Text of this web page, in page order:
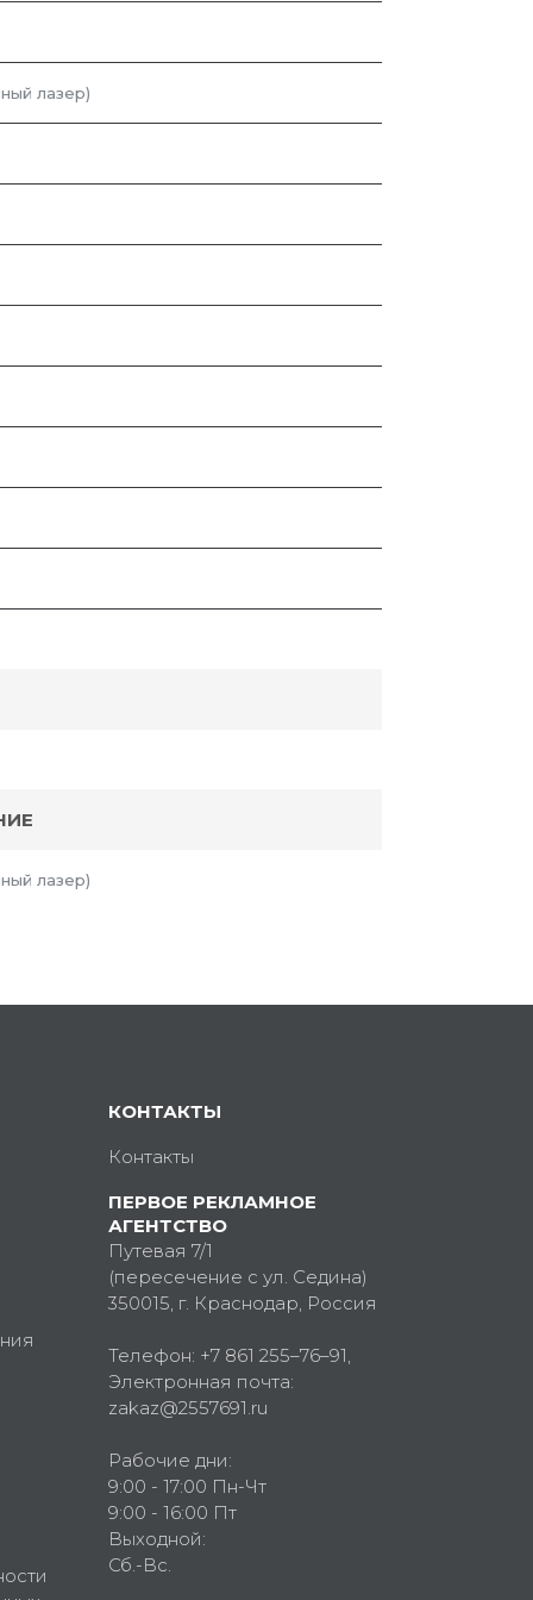
лазер)
лазер)
КОНТАКТЫ
Контакты
ПЕРВОЕ РЕКЛАМНОЕ
АГЕНТСТВО
Путевая 7/1
(пересечение с ул. Седина)
350015, г. Краснодар, Россия
Телефон: +7 861 255–76–91,
Электронная почта:
zakaz@2557691.ru
Рабочие дни:
9:00 - 17:00 Пн-Чт
9:00 - 16:00 Пт
Выходной:
Сб.-Вс.